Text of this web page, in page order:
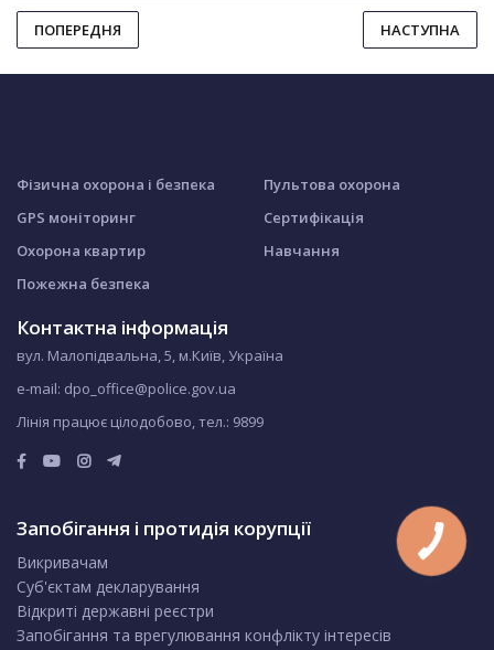
ПОПЕРЕДНЯ НАСТУПНА
Фізична охорона і безпека
GPS моніторинг
Охорона квартир
Пожежна безпека
Пультова охорона
Сертифікація
Навчання
Контактна інформація
вул. Малопідвальна, 5, м.Київ, Україна
e-mail: dpo_office@police.gov.ua
Лінія працює цілодобово, тел.: 9899
Запобігання і протидія корупції
Викривачам
Суб'єктам декларування
Відкриті державні реєстри
Запобігання та врегулювання конфлікту інтересів